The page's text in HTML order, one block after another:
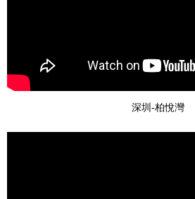
深圳-柏悅灣